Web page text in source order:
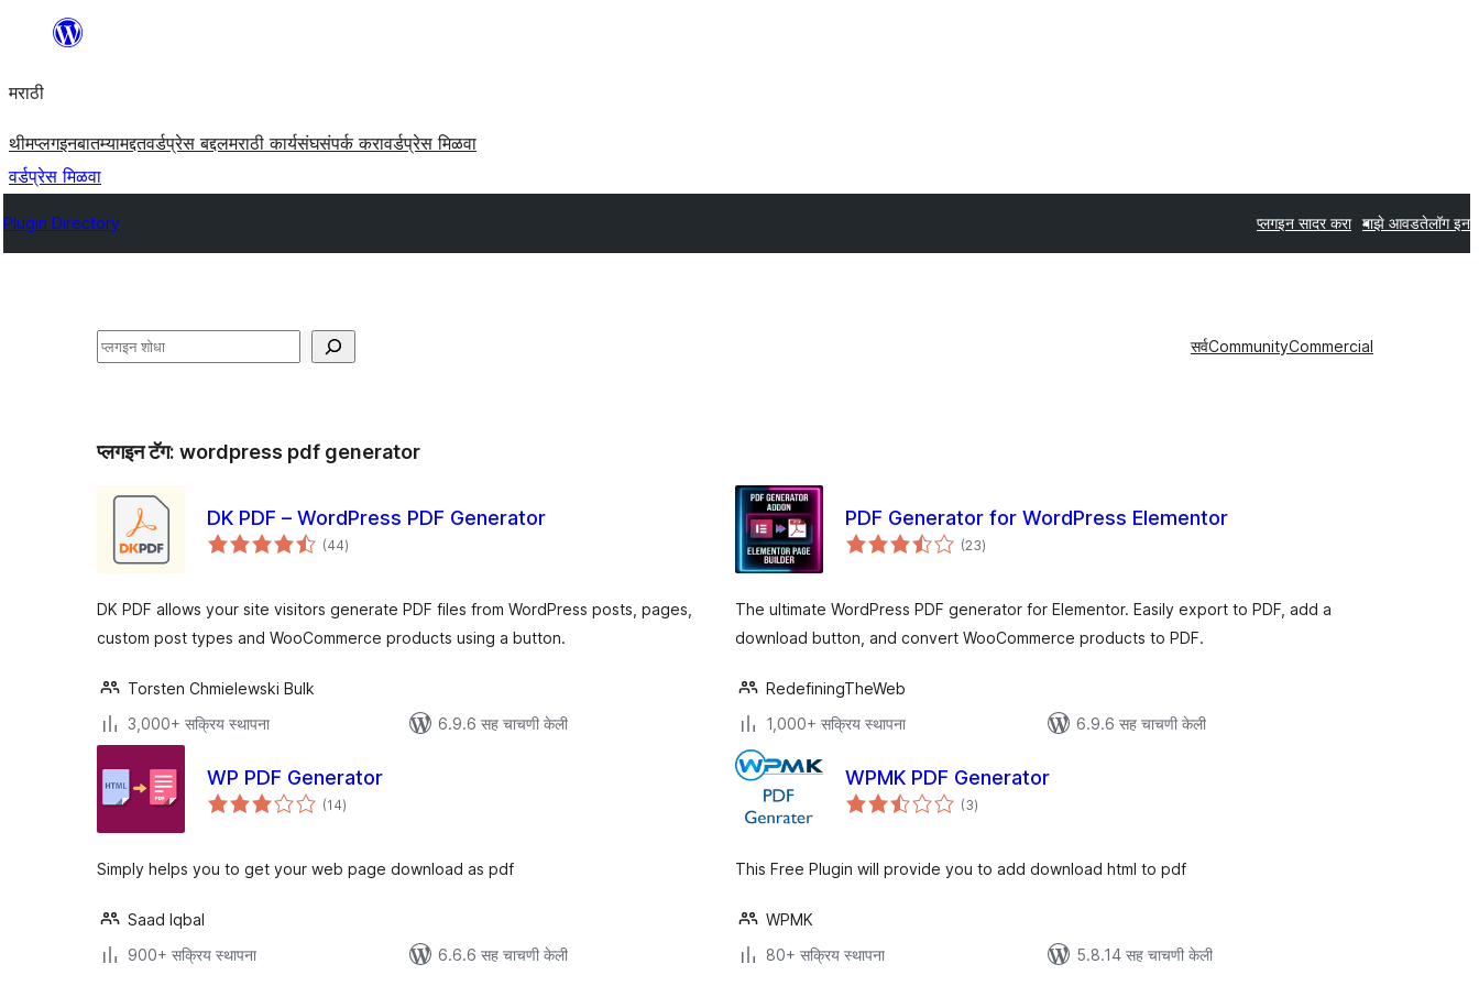
सामुग्रीवर
मराठी
थीमप्लगइनबातम्यामद्दतवर्डप्रेस बद्दलमराठी कार्यसंघसंपर्क करावर्डप्रेस मिळवा
वर्डप्रेस मिळवा
Plugin Directory प्लगइन सादर करा माझे आवडतेलॉग इन
शोधा सर्वCommunityCommercial
प्लगइन टॅग: wordpress pdf generator
DK PDF – WordPress PDF Generator
(44एकूण
मूल्यांकन
)
DK PDF allows your site visitors generate PDF files from WordPress posts, pages,
custom post types and WooCommerce products using a button.
Torsten Chmielewski Bulk
3,000+ सक्रिय स्थापना
6.9.6 सह चाचणी केली
PDF Generator for WordPress Elementor
(23एकूण
मूल्यांकन
)
The ultimate WordPress PDF generator for Elementor. Easily export to PDF, add a
download button, and convert WooCommerce products to PDF.
RedefiningTheWeb
1,000+ सक्रिय स्थापना
6.9.6 सह चाचणी केली
WP PDF Generator
(14एकूण
मूल्यांकन
)
Simply helps you to get your web page download as pdf
Saad Iqbal
900+ सक्रिय स्थापना
6.6.6 सह चाचणी केली
WPMK PDF Generator
(3एकूण
मूल्यांकन
)
This Free Plugin will provide you to add download html to pdf
WPMK
80+ सक्रिय स्थापना
5.8.14 सह चाचणी केली